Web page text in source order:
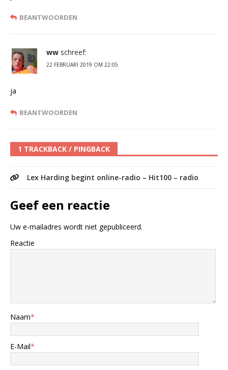
BEANTWOORDEN
ww schreef:
22 FEBRUARI 2019 OM 22:05
ja
BEANTWOORDEN
1 TRACKBACK / PINGBACK
Lex Harding begint online-radio – Hit100 – radio
Geef een reactie
Uw e-mailadres wordt niet gepubliceerd.
Reactie
Naam*
E-Mail*